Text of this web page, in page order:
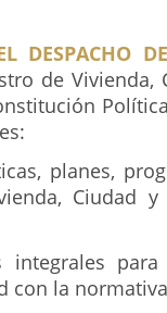
DESPACHO
de Vivienda,
planes,
Ciudad
integrales
con la